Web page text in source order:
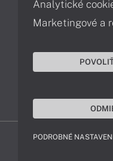
043 4224
Analytické
Marketingové a
PODROBNÉ